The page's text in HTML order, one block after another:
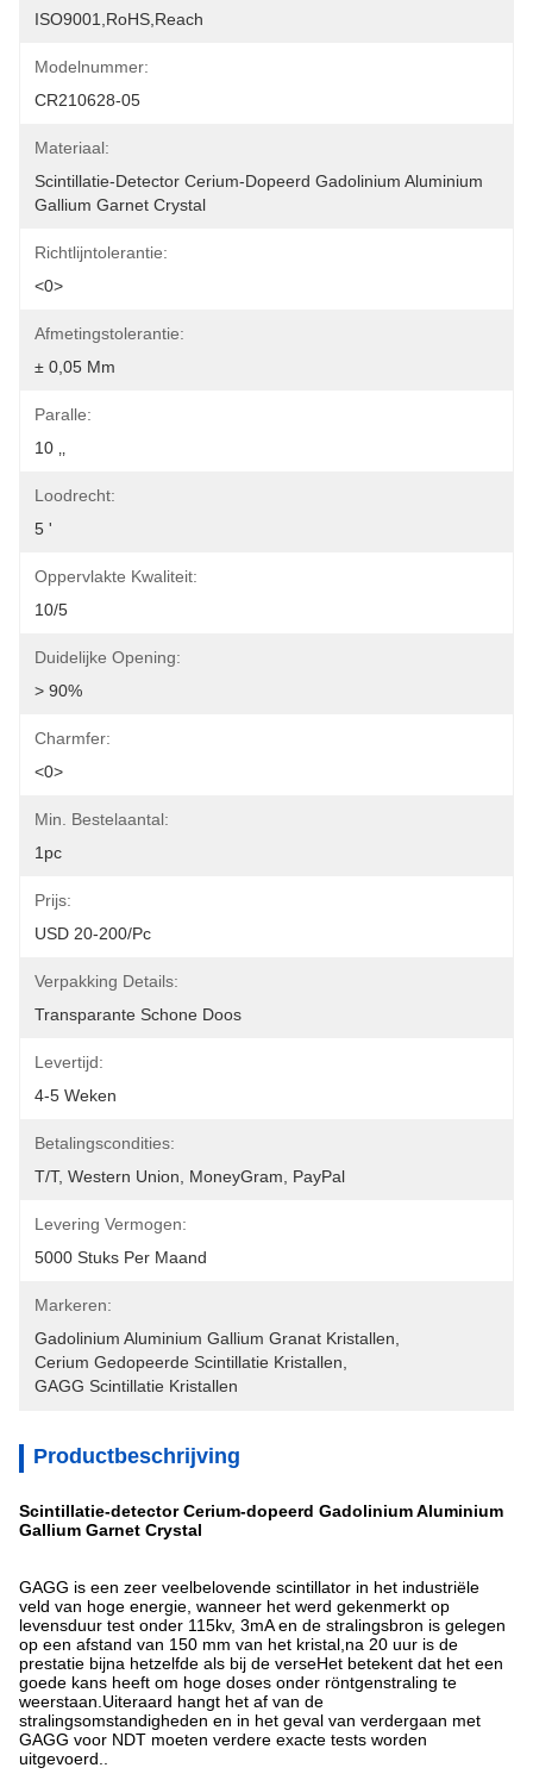
ISO9001,RoHS,Reach
Modelnummer:
CR210628-05
Materiaal:
Scintillatie-Detector Cerium-Dopeerd Gadolinium Aluminium
Gallium Garnet Crystal
Richtlijntolerantie:
<0>
Afmetingstolerantie:
± 0,05 Mm
Paralle:
10 ‚‚
Loodrecht:
5 '
Oppervlakte Kwaliteit:
10/5
Duidelijke Opening:
> 90%
Charmfer:
<0>
Min. Bestelaantal:
1pc
Prijs:
USD 20-200/pc
Verpakking Details:
Transparante Schone Doos
Levertijd:
4-5 Weken
Betalingscondities:
T/T, Western Union, MoneyGram, PayPal
Levering Vermogen:
5000 Stuks Per Maand
Markeren:
Gadolinium Aluminium Gallium Granat Kristallen
Cerium Gedopeerde Scintillatie Kristallen
GAGG Scintillatie Kristallen
Productbeschrijving
Scintillatie-detector Cerium-dopeerd Gadolinium Aluminium
Gallium Garnet Crystal
GAGG is een zeer veelbelovende scintillator in het industriële
veld van hoge energie, wanneer het werd gekenmerkt op
levensduur test onder 115kv, 3mA en de stralingsbron is gelegen
op een afstand van 150 mm van het kristal,na 20 uur is de
prestatie bijna hetzelfde als bij de verseHet betekent dat het een
goede kans heeft om hoge doses onder röntgenstraling te
weerstaan.Uiteraard hangt het af van de
stralingsomstandigheden en in het geval van verdergaan met
GAGG voor NDT moeten verdere exacte tests worden
uitgevoerd..